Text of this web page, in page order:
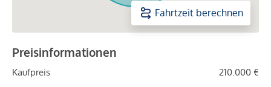
Fahrtzeit berechnen
Preisinformationen
Kaufpreis
210.000 €